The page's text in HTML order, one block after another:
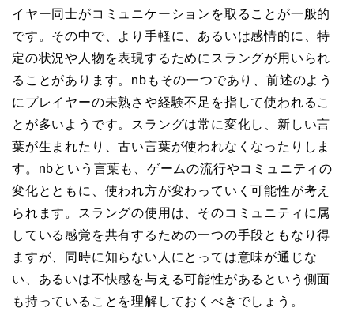
イヤー同士がコミュニケーションを取ることが一般的
です。その中で、より手軽に、あるいは感情的に、特
定の状況や人物を表現するためにスラングが用いられ
ることがあります。nbもその一つであり、前述のよう
にプレイヤーの未熟さや経験不足を指して使われるこ
とが多いようです。スラングは常に変化し、新しい言
葉が生まれたり、古い言葉が使われなくなったりしま
す。nbという言葉も、ゲームの流行やコミュニティの
変化とともに、使われ方が変わっていく可能性が考え
られます。スラングの使用は、そのコミュニティに属
している感覚を共有するための一つの手段ともなり得
ますが、同時に知らない人にとっては意味が通じな
い、あるいは不快感を与える可能性があるという側面
も持っていることを理解しておくべきでしょう。